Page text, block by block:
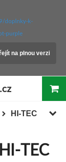
doplnky-k-
purple
na plnou verzi
HI-TEC
TEC